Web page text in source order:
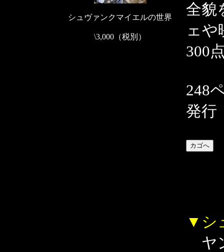
シュヴァンクマイエルの世界
\3,000（税別）
全貌
ェや
300
248
発行
▼シ
ヤ